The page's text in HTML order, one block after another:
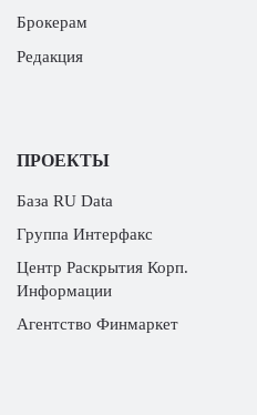
Брокерам
Редакция
ПРОЕКТЫ
База RU Data
Группа Интерфакс
Центр Раскрытия Корп.
Информации
Агентство Финмаркет